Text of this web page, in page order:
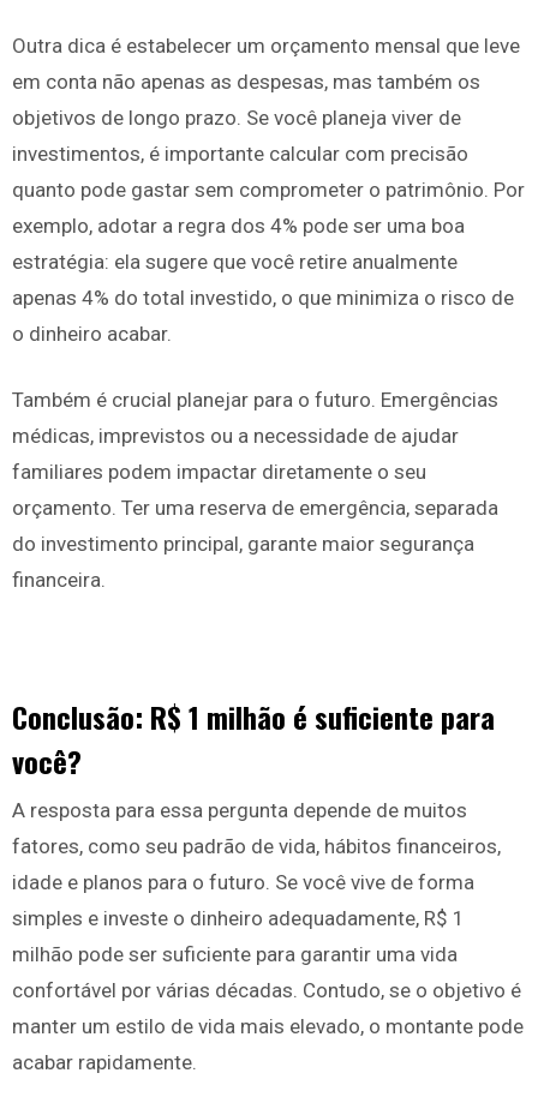
Outra dica é estabelecer um orçamento mensal que leve
em conta não apenas as despesas, mas também os
objetivos de longo prazo. Se você planeja viver de
investimentos, é importante calcular com precisão
quanto pode gastar sem comprometer o patrimônio. Por
exemplo, adotar a regra dos 4% pode ser uma boa
estratégia: ela sugere que você retire anualmente
apenas 4% do total investido, o que minimiza o risco de
o dinheiro acabar.
Também é crucial planejar para o futuro. Emergências
médicas, imprevistos ou a necessidade de ajudar
familiares podem impactar diretamente o seu
orçamento. Ter uma reserva de emergência, separada
do investimento principal, garante maior segurança
financeira.
Conclusão: R$ 1 milhão é suficiente para
você?
A resposta para essa pergunta depende de muitos
fatores, como seu padrão de vida, hábitos financeiros,
idade e planos para o futuro. Se você vive de forma
simples e investe o dinheiro adequadamente, R$ 1
milhão pode ser suficiente para garantir uma vida
confortável por várias décadas. Contudo, se o objetivo é
manter um estilo de vida mais elevado, o montante pode
acabar rapidamente.